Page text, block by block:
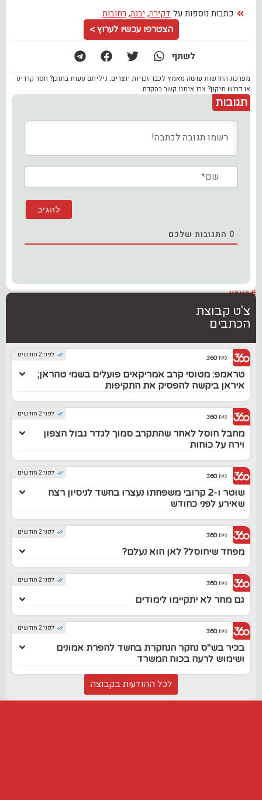
כתבות נוספות על דקירה, יבנה, רחובות
הצטרפו עכשיו לערוץ >
לשתף
מערכת החדשות עושה מאמץ לכבד זכויות יוצרים. גיליתם טעות בתוכן? חסר קרדיט
או דרוש תיקון? צרו איתנו קשר בהקדם.
תגובות
0 התגובות שלכם
#בארץ
צ'ט קבוצת
הכתבים
לפני 2 חודשים ניוז 360
טראמפ: מטוסי קרב אמריקאים פועלים בשמי טהראן;
איראן ביקשה להפסיק את התקיפות
לפני 2 חודשים ניוז 360
מחבל חוסל לאחר שהתקרב סמוך לגדר גבול הצפון
וירה על כוחות
לפני 2 חודשים ניוז 360
שוטר ו-2 קרובי משפחתו נעצרו בחשד לניסיון רצח
שאירע לפני כחודש
לפני 2 חודשים ניוז 360
מפחד שיחוסל? לאן הוא נעלם?
לפני 2 חודשים ניוז 360
גם מחר לא יתקיימו לימודים
לפני 2 חודשים ניוז 360
בכיר בש"ס נחקר הנחקרת בחשד להפרת אמונים
ושימוש לרעה בכוח המשרד
לכל ההודעות בקבוצה